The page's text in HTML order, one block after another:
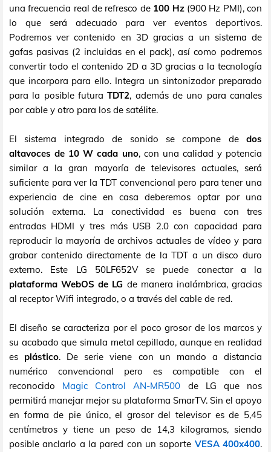
una frecuencia real de refresco de 100 Hz(900 Hz PMI), con
lo que será adecuado para ver eventos deportivos.
Podremos ver contenido en 3D gracias a un sistema de
gafas pasivas (2 incluidas en el pack), así como podremos
convertir todo el contenido 2D a 3D gracias a la tecnología
que incorpora para ello. Integra un sintonizador preparado
para la posible futuraTDT2, además de uno para canales
por cable y otro para los de satélite.
El sistema integrado de sonido se compone de dos
altavoces de 10 W cada uno, con una calidad y potencia
similar a la gran mayoría de televisores actuales, será
suficiente para ver la TDT convencional pero para tener una
experiencia de cine en casa deberemos optar por una
solución externa. La conectividad es buena con tres
entradas HDMI y tres más USB 2.0 con capacidad para
reproducir la mayoría de archivos actuales de vídeo y para
grabar contenido directamente de la TDT a un disco duro
externo. Este LG 50LF652V se puede conectar a la
plataforma WebOS de LG de manera inalámbrica, gracias
al receptor Wifi integrado, o a través del cable de red.
El diseño se caracteriza por el poco grosor de los marcos y
su acabado que simula metal cepillado, aunque en realidad
es plástico. De serie viene con un mando a distancia
numérico convencional pero es compatible con el
reconocido Magic Control AN-MR500 de LG que nos
permitirá manejar mejor su plataforma SmarTV. Sin el apoyo
en forma de pie único, el grosor del televisor es de 5,45
centímetros y tiene un peso de 14,3 kilogramos, siendo
posible anclarlo a la pared con un soporte VESA 400x400.